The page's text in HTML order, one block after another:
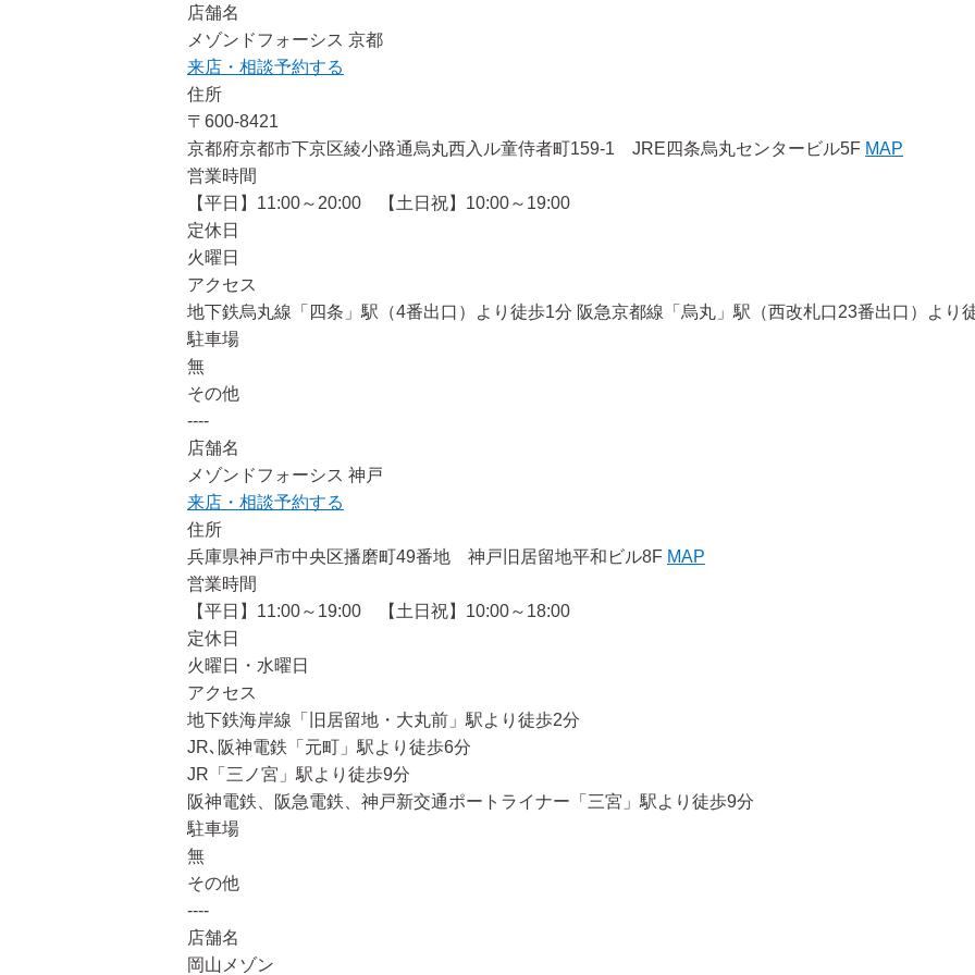
店舗名
メゾンドフォーシス 京都
来店・相談予約する
住所
〒600‐8421
京都府京都市下京区綾小路通烏丸西入ル童侍者町159-1 JRE四条烏丸センタービル5F MAP
営業時間
【平日】11:00～20:00 【土日祝】10:00～19:00
定休日
火曜日
アクセス
地下鉄烏丸線「四条」駅（4番出口）より徒歩1分 阪急京都線「烏丸」駅（西改札口23番出口）より
駐車場
無
その他
----
店舗名
メゾンドフォーシス 神戸
来店・相談予約する
住所
兵庫県神戸市中央区播磨町49番地 神戸旧居留地平和ビル8F MAP
営業時間
【平日】11:00～19:00 【土日祝】10:00～18:00
定休日
火曜日・水曜日
アクセス
地下鉄海岸線「旧居留地・大丸前」駅より徒歩2分
JR､阪神電鉄「元町」駅より徒歩6分
JR「三ノ宮」駅より徒歩9分
阪神電鉄、阪急電鉄、神戸新交通ポートライナー「三宮」駅より徒歩9分
駐車場
無
その他
----
店舗名
岡山メゾン